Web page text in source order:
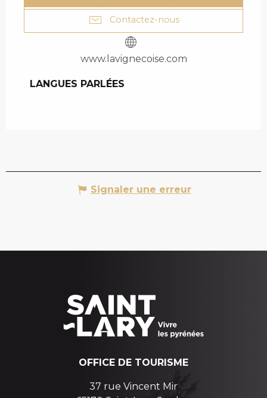
Contactez-nous
www.lavignecoise.com
LANGUES PARLÉES
LANGUES PARLÉES
Signaler une erreur
OFFICE DE TOURISME
37 rue Vincent Mir